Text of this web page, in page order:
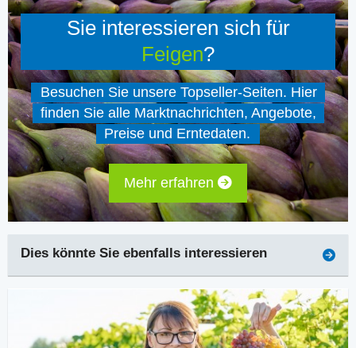
Sie interessieren sich für
Feigen?
Besuchen Sie unsere Topseller-Seiten. Hier
finden Sie alle Marktnachrichten, Angebote,
Preise und Erntedaten.
Mehr erfahren
Dies könnte Sie ebenfalls interessieren